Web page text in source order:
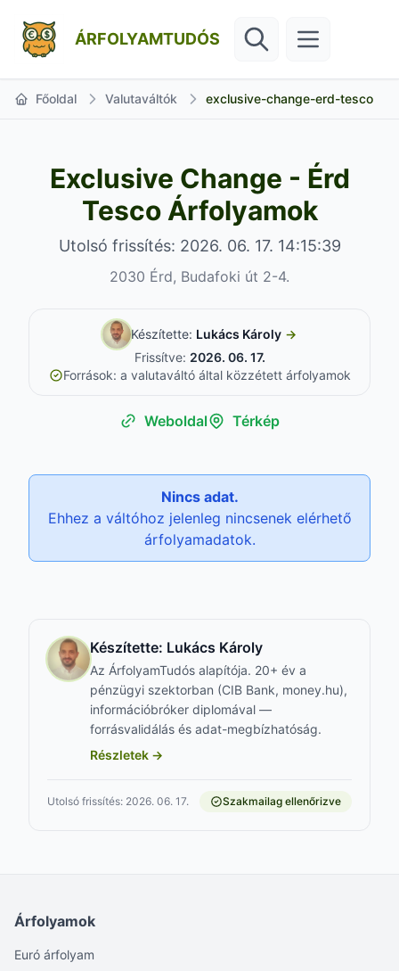
ÁRFOLYAMTUDÓS
Főoldal Valutaváltók exclusive-change-erd-tesco
Exclusive Change - Érd
Tesco Árfolyamok
Utolsó frissítés: 2026. 06. 17. 14:15:39
2030 Érd, Budafoki út 2-4.
Készítette: Lukács Károly →
Frissítve: 2026. 06. 17.
Források: a valutaváltó által közzétett árfolyamok
Weboldal Térkép
Nincs adat.
Ehhez a váltóhoz jelenleg nincsenek elérhető
árfolyamadatok.
Készítette: Lukács Károly
Az ÁrfolyamTudós alapítója. 20+ év a
pénzügyi szektorban (CIB Bank, money.hu),
információbróker diplomával —
forrásvalidálás és adat-megbízhatóság.
Részletek →
Utolsó frissítés: 2026. 06. 17. Szakmailag ellenőrizve
Árfolyamok
Euró árfolyam